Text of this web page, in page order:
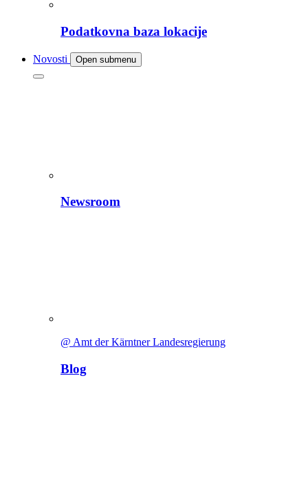
Podatkovna baza lokacije
Novosti Open submenu
Newsroom
@ Amt der Kärntner Landesregierung
Blog